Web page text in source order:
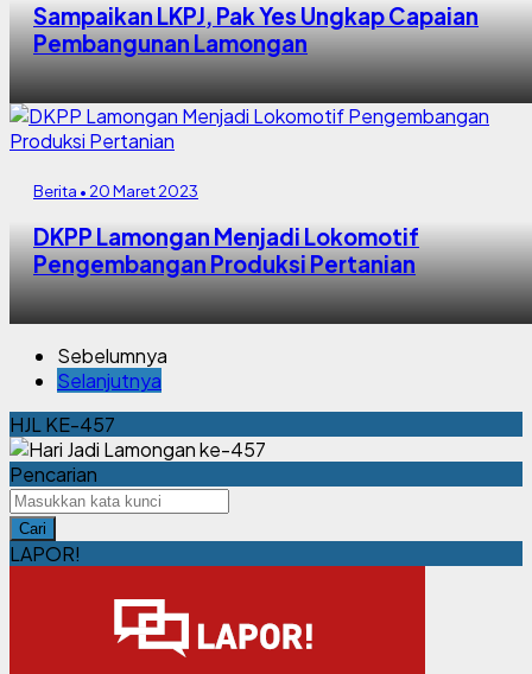
Sampaikan LKPJ, Pak Yes Ungkap Capaian
Pembangunan Lamongan
Berita • 20 Maret 2023
DKPP Lamongan Menjadi Lokomotif
Pengembangan Produksi Pertanian
Sebelumnya
Selanjutnya
HJL KE-457
Pencarian
Cari
LAPOR!